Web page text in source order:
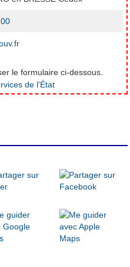
le formulaire ci-dessous.